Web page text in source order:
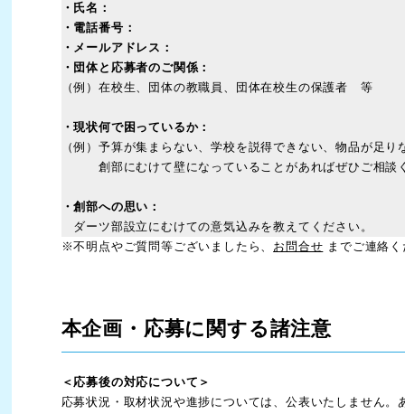
・氏名：
・電話番号：
・メールアドレス：
・団体と応募者のご関係：
（例）在校生、団体の教職員、団体在校生の保護者 等
・現状何で困っているか：
（例）予算が集まらない、学校を説得できない、物品が足
創部にむけて壁になっていることがあればぜひご相談く
・創部への思い：
ダーツ部設立にむけての意気込みを教えてください。
※不明点やご質問等ございましたら、 お問合せ までご連絡く
本企画・応募に関する諸注意
＜応募後の対応について＞
応募状況・取材状況や進捗については、公表いたしません。